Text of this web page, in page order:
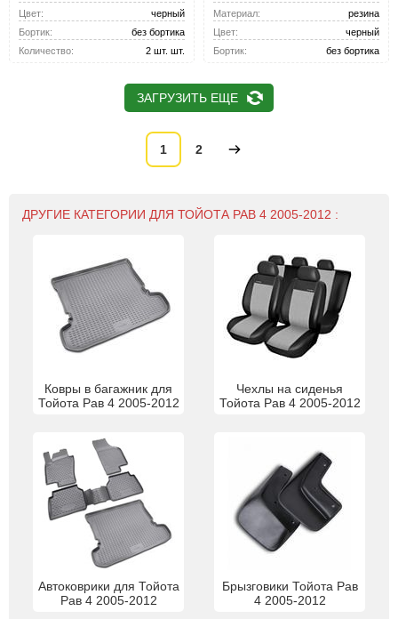
Цвет:
черный
Бортик:
без бортика
Количество:
2 шт. шт.
Материал:
резина
Цвет:
черный
Бортик:
без бортика
ЗАГРУЗИТЬ ЕЩЕ
1 2
ДРУГИЕ КАТЕГОРИИ ДЛЯ ТОЙОТА РАВ 4 2005-2012 :
Ковры в багажник для
Тойота Рав 4 2005-2012
Чехлы на сиденья
Тойота Рав 4 2005-2012
Автоковрики для Тойота
Рав 4 2005-2012
Брызговики Тойота Рав
4 2005-2012